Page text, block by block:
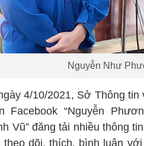
Nguyễn Như
4/10/2021, Sở Thông
Facebook “Nguyễn
Vũ” đăng tải nhiều thông
dõi, thích, bình luận